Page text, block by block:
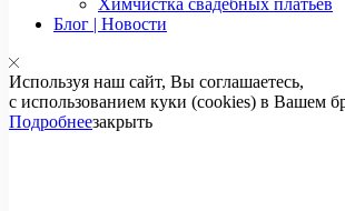
Химчистка свадебных платьев
Блог | Новости
Используя наш сайт, Вы соглашаетесь,
с использованием куки (cookies) в Вашем
Подробнеезакрыть